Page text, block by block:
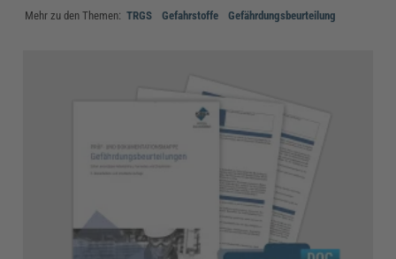
Mehr zu den Themen: TRGS Gefahrstoffe Gefährdungsbeurteilung